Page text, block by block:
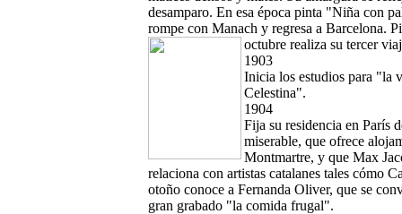
desamparo. En esa época pinta "Niña con
rompe con Manach y regresa a Barcelona.
octubre realiza su tercer
1903
Inicia los estudios para "la
Celestina".
1904
Fija su residencia en París
miserable, que ofrece
Montmartre, y que Max
relaciona con artistas catalanes tales cómo
otoño conoce a Fernanda Oliver, que se
gran grabado "la comida frugal".